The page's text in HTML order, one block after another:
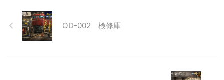
OD-002 検修庫